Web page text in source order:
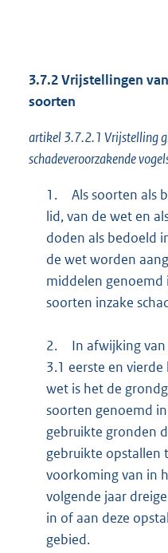
3.7.2 Vrijstellingen
soorten
artikel 3.7.2.1 Vrijstelling
schadeveroorzakende
1.
Als soorten als
lid, van de wet en
doden als bedoeld
de wet worden
middelen genoemd
soorten inzake
2.
In afwijking
3.1 eerste en
wet is het de
soorten genoemd
gebruikte gronden
gebruikte opstallen
voorkoming van in
volgende jaar
in of aan deze
gebied.